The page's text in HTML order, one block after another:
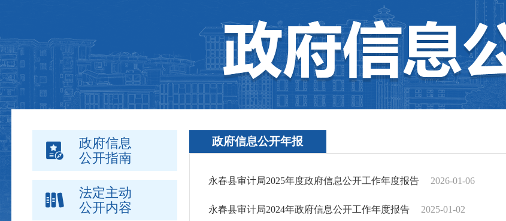
政府信息
公开指南
法定主动
公开内容
政府信息公开年报
永春县审计局2025年度政府信息公开工作年度报告 2026-01-06
永春县审计局2024年政府信息公开工作年度报告 2025-01-02